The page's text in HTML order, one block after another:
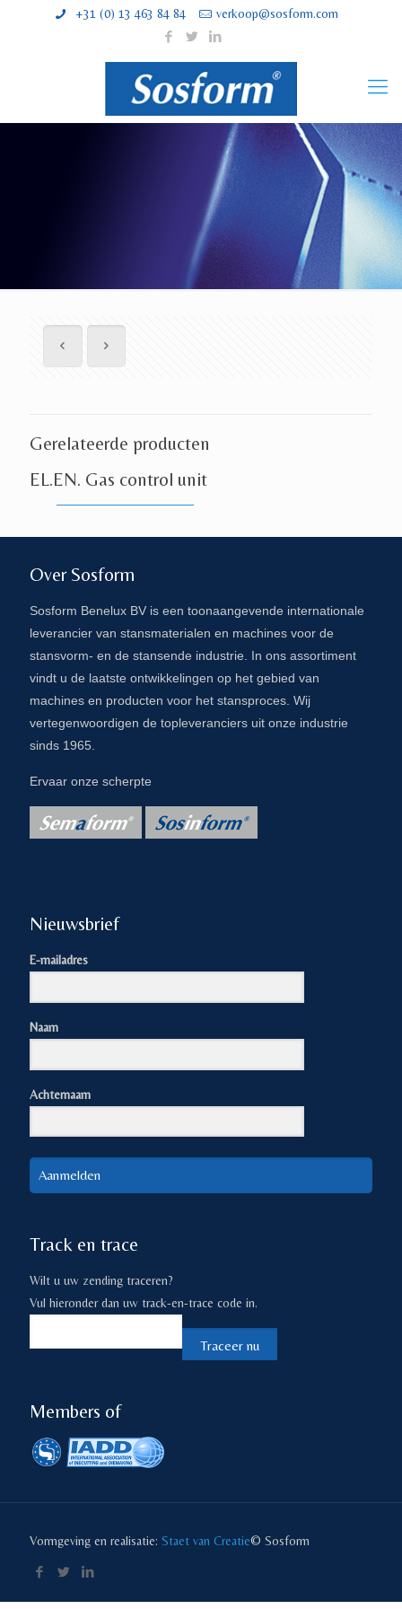
+31 (0) 13 463 84 84 verkoop@sosform.com
Gerelateerde producten
EL.EN. Gas control unit
Over Sosform
Sosform Benelux BV is een toonaangevende internationale
leverancier van stansmaterialen en machines voor de
stansvorm- en de stansende industrie. In ons assortiment
vindt u de laatste ontwikkelingen op het gebied van
machines en producten voor het stansproces. Wij
vertegenwoordigen de topleveranciers uit onze industrie
sinds 1965.
Ervaar onze scherpte
Nieuwsbrief
E-mailadres
Naam
Achternaam
Aanmelden
Track en trace
Wilt u uw zending traceren?
Vul hieronder dan uw track-en-trace code in.
Members of
© Sosform
Vormgeving en realisatie: Staet van Creatie